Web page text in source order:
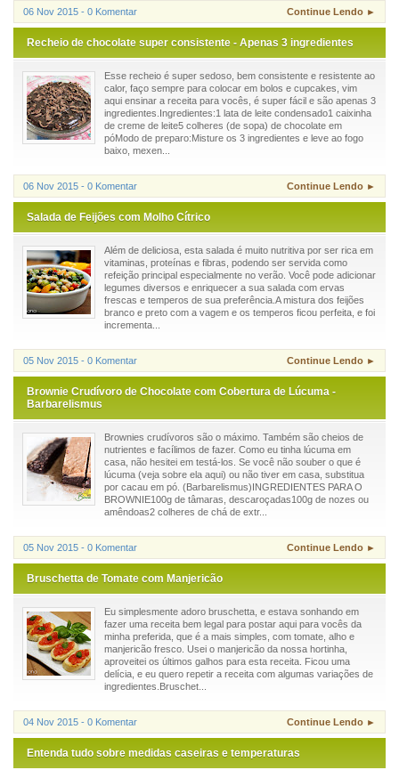
06 Nov 2015 - 0 Komentar Continue Lendo ►
Recheio de chocolate super consistente - Apenas 3 ingredientes
Esse recheio é super sedoso, bem consistente e resistente ao
calor, faço sempre para colocar em bolos e cupcakes, vim
aqui ensinar a receita para vocês, é super fácil e são apenas 3
ingredientes.Ingredientes:1 lata de leite condensado1 caixinha
de creme de leite5 colheres (de sopa) de chocolate em
póModo de preparo:Misture os 3 ingredientes e leve ao fogo
baixo, mexen...
06 Nov 2015 - 0 Komentar Continue Lendo ►
Salada de Feijões com Molho Cítrico
Além de deliciosa, esta salada é muito nutritiva por ser rica em
vitaminas, proteínas e fibras, podendo ser servida como
refeição principal especialmente no verão. Você pode adicionar
legumes diversos e enriquecer a sua salada com ervas
frescas e temperos de sua preferência.A mistura dos feijões
branco e preto com a vagem e os temperos ficou perfeita, e foi
incrementa...
05 Nov 2015 - 0 Komentar Continue Lendo ►
Brownie Crudívoro de Chocolate com Cobertura de Lúcuma -
Barbarelismus
Brownies crudívoros são o máximo. Também são cheios de
nutrientes e facílimos de fazer. Como eu tinha lúcuma em
casa, não hesitei em testá-los. Se você não souber o que é
lúcuma (veja sobre ela aqui) ou não tiver em casa, substitua
por cacau em pó. (Barbarelismus)INGREDIENTES PARA O
BROWNIE100g de tâmaras, descaroçadas100g de nozes ou
amêndoas2 colheres de chá de extr...
05 Nov 2015 - 0 Komentar Continue Lendo ►
Bruschetta de Tomate com Manjericão
Eu simplesmente adoro bruschetta, e estava sonhando em
fazer uma receita bem legal para postar aqui para vocês da
minha preferida, que é a mais simples, com tomate, alho e
manjericão fresco. Usei o manjericão da nossa hortinha,
aproveitei os últimos galhos para esta receita. Ficou uma
delícia, e eu quero repetir a receita com algumas variações de
ingredientes.Bruschet...
04 Nov 2015 - 0 Komentar Continue Lendo ►
Entenda tudo sobre medidas caseiras e temperaturas